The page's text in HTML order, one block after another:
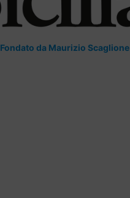
Fondato da Maurizio Scaglione